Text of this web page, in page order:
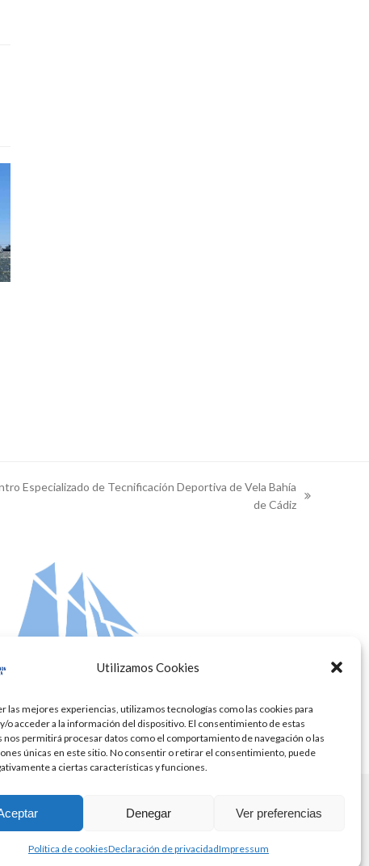
Utilizamos Cookies
las mejores experiencias, utilizamos tecnologías como las cookies para
o acceder a la información del dispositivo. El consentimiento de estas
nos permitirá procesar datos como el comportamiento de navegación o las
únicas en este sitio. No consentir o retirar el consentimiento, puede
a ciertas características y funciones.
Denegar Ver preferencias
Política de cookiesDeclaración de privacidadImpressum
Especializado de Tecnificación Deportiva de Vela Bahía
de Cádiz